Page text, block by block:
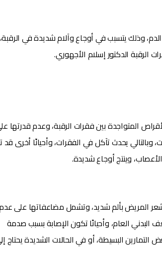
وذلك يتسبب في أوجاع وآلام شديدة في الرقبة،
الرقبة الدكتور إسلام الأجهوري.
المتواجدة بين فقرات الرقبة، وعدم قدرتها
يحدث تآكل في الفقرات، وأحيانًا أخرى قد
وينتج أوجاع شديدة.
المريض بألم شديد، وتشمل مضاعفاتها على
البدني العام، وأحيانًا تكون الإصابة بسبب صدمة
البسيطة، أو في الحالات الشديدة يحتاج